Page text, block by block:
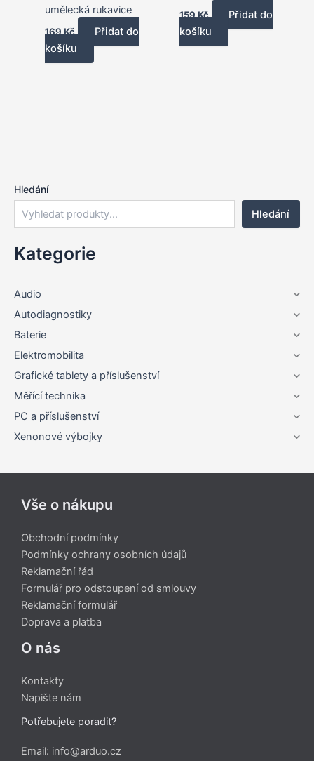
Hledání
Hledání
Kategorie
Audio
Autodiagnostiky
Baterie
Elektromobilita
Grafické tablety a příslušenství
Měřící technika
PC a příslušenství
Xenonové výbojky
umělecká rukavice
169Kč
Přidat do
košíku
159Kč
Přidat do
košíku
Vše o nákupu
Obchodní podmínky
Podmínky ochrany osobních údajů
Reklamační řád
Formulář pro odstoupení od smlouvy
Reklamační formulář
Doprava a platba
O nás
Kontakty
Napište nám
Potřebujete poradit?
Email: info@arduo.cz